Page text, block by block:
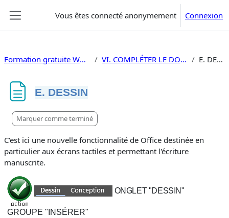
Vous êtes connecté anonymement Connexion
Formation gratuite Word 2024 VI. COMPLÉTER LE DOCUMENT E. DESSIN
E. DESSIN
Conditions d’achèvement
Marquer comme terminé
C'est ici une nouvelle fonctionnalité de Office destinée en
particulier aux écrans tactiles et permettant l'écriture
manuscrite.
ONGLET "DESSIN"
GROUPE "INSÉRER"